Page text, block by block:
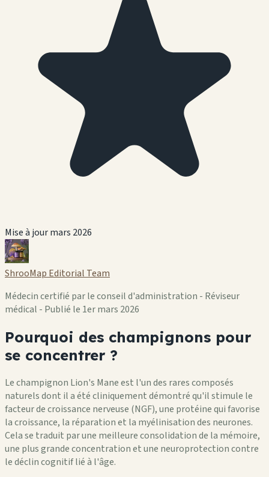
Mise à jour mars 2026
ShrooMap Editorial Team
Médecin certifié par le conseil d'administration - Réviseur
médical - Publié le 1er mars 2026
Pourquoi des champignons pour
se concentrer ?
Le champignon Lion's Mane est l'un des rares composés
naturels dont il a été cliniquement démontré qu'il stimule le
facteur de croissance nerveuse (NGF), une protéine qui favorise
la croissance, la réparation et la myélinisation des neurones.
Cela se traduit par une meilleure consolidation de la mémoire,
une plus grande concentration et une neuroprotection contre
le déclin cognitif lié à l'âge.